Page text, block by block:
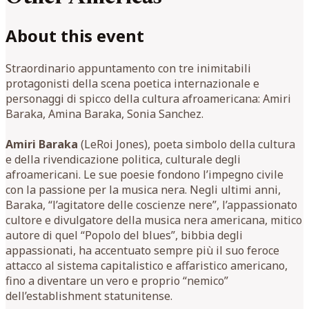
About this event
Straordinario appuntamento con tre inimitabili
protagonisti della scena poetica internazionale e
personaggi di spicco della cultura afroamericana: Amiri
Baraka, Amina Baraka, Sonia Sanchez.
Amiri Baraka (LeRoi Jones), poeta simbolo della cultura
e della rivendicazione politica, culturale degli
afroamericani. Le sue poesie fondono l’impegno civile
con la passione per la musica nera. Negli ultimi anni,
Baraka, “l’agitatore delle coscienze nere”, l’appassionato
cultore e divulgatore della musica nera americana, mitico
autore di quel “Popolo del blues”, bibbia degli
appassionati, ha accentuato sempre più il suo feroce
attacco al sistema capitalistico e affaristico americano,
fino a diventare un vero e proprio “nemico”
dell’establishment statunitense.